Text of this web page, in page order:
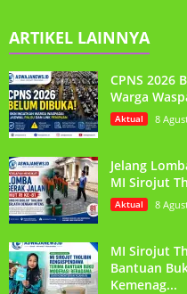
ARTIKEL LAINNYA
CPNS 2026
Warga
Aktual 8
Jelang
MI Sirojut
Aktual 8
MI Sirojut
Bantuan
Kemenag...